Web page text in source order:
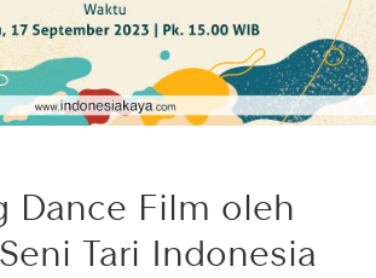
Dance Film oleh
Tari Indonesia